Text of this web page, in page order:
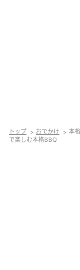
トップ おでかけ
本
で楽しむ本格BBQ